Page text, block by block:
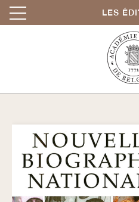
LES